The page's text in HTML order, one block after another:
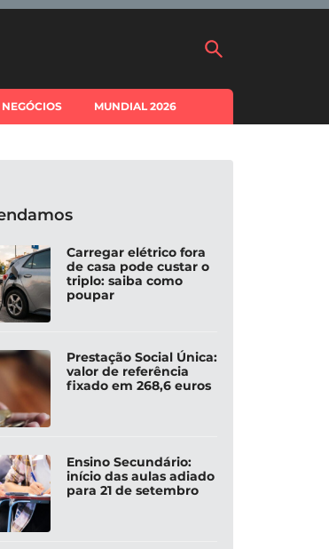
NEGÓCIOS MUNDIAL 2026
Carregar elétrico fora
de casa pode custar o
triplo: saiba como
poupar
Prestação Social Única:
valor de referência
fixado em 268,6 euros
Ensino Secundário:
início das aulas adiado
para 21 de setembro